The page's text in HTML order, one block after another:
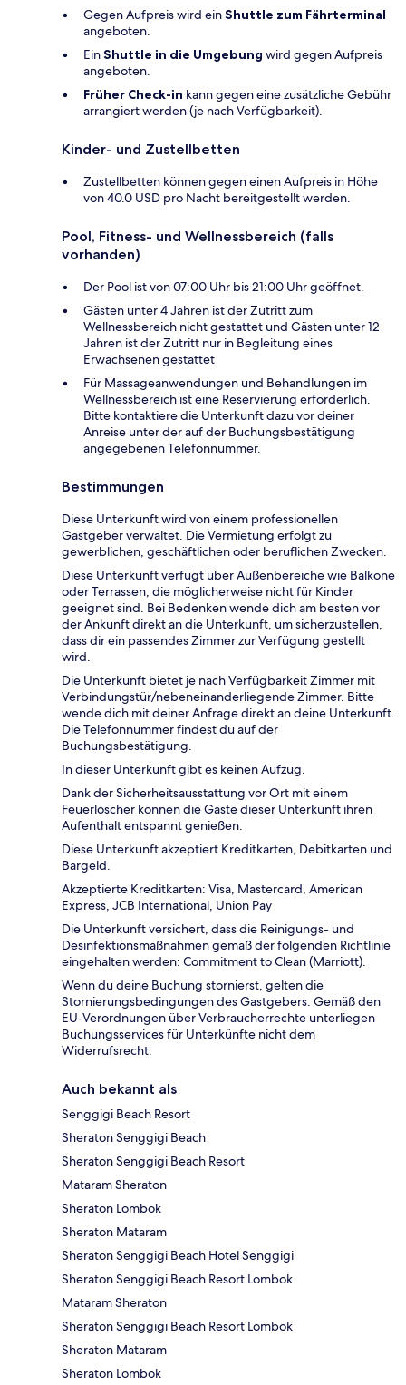
Gegen Aufpreis wird einShuttle zum Fährterminal
angeboten.
EinShuttle in die Umgebung wird gegen Aufpreis
angeboten.
Früher Check-in kann gegen eine zusätzliche Gebühr
arrangiert werden (je nach Verfügbarkeit).
Kinder- und Zustellbetten
Zustellbetten können gegen einen Aufpreis in Höhe
von 40.0 USD pro Nacht bereitgestellt werden.
Pool, Fitness- und Wellnessbereich (falls
vorhanden)
Der Pool ist von 07:00 Uhr bis 21:00 Uhr geöffnet.
Gästen unter 4 Jahren ist der Zutritt zum
Wellnessbereich nicht gestattet und Gästen unter 12
Jahren ist der Zutritt nur in Begleitung eines
Erwachsenen gestattet
Für Massageanwendungen und Behandlungen im
Wellnessbereich ist eine Reservierung erforderlich.
Bitte kontaktiere die Unterkunft dazu vor deiner
Anreise unter der auf der Buchungsbestätigung
angegebenen Telefonnummer.
Bestimmungen
Diese Unterkunft wird von einem professionellen
Gastgeber verwaltet. Die Vermietung erfolgt zu
gewerblichen, geschäftlichen oder beruflichen Zwecken.
Diese Unterkunft verfügt über Außenbereiche wie Balkone
oder Terrassen, die möglicherweise nicht für Kinder
geeignet sind. Bei Bedenken wende dich am besten vor
der Ankunft direkt an die Unterkunft, um sicherzustellen,
dass dir ein passendes Zimmer zur Verfügung gestellt
wird.
Die Unterkunft bietet je nach Verfügbarkeit Zimmer mit
Verbindungstür/nebeneinanderliegende Zimmer. Bitte
wende dich mit deiner Anfrage direkt an deine Unterkunft.
Die Telefonnummer findest du auf der
Buchungsbestätigung.
In dieser Unterkunft gibt es keinen Aufzug.
Dank der Sicherheitsausstattung vor Ort mit einem
Feuerlöscher können die Gäste dieser Unterkunft ihren
Aufenthalt entspannt genießen.
Diese Unterkunft akzeptiert Kreditkarten, Debitkarten und
Bargeld.
Akzeptierte Kreditkarten: Visa, Mastercard, American
Express, JCB International, Union Pay
Die Unterkunft versichert, dass die Reinigungs- und
Desinfektionsmaßnahmen gemäß der folgenden Richtlinie
eingehalten werden: Commitment to Clean (Marriott).
Wenn du deine Buchung stornierst, gelten die
Stornierungsbedingungen des Gastgebers. Gemäß den
EU-Verordnungen über Verbraucherrechte unterliegen
Buchungsservices für Unterkünfte nicht dem
Widerrufsrecht.
Auch bekannt als
Senggigi Beach Resort
Sheraton Senggigi Beach
Sheraton Senggigi Beach Resort
Mataram Sheraton
Sheraton Lombok
Sheraton Mataram
Sheraton Senggigi Beach Hotel Senggigi
Sheraton Senggigi Beach Resort Lombok
Mataram Sheraton
Sheraton Senggigi Beach Resort Lombok
Sheraton Mataram
Sheraton Lombok